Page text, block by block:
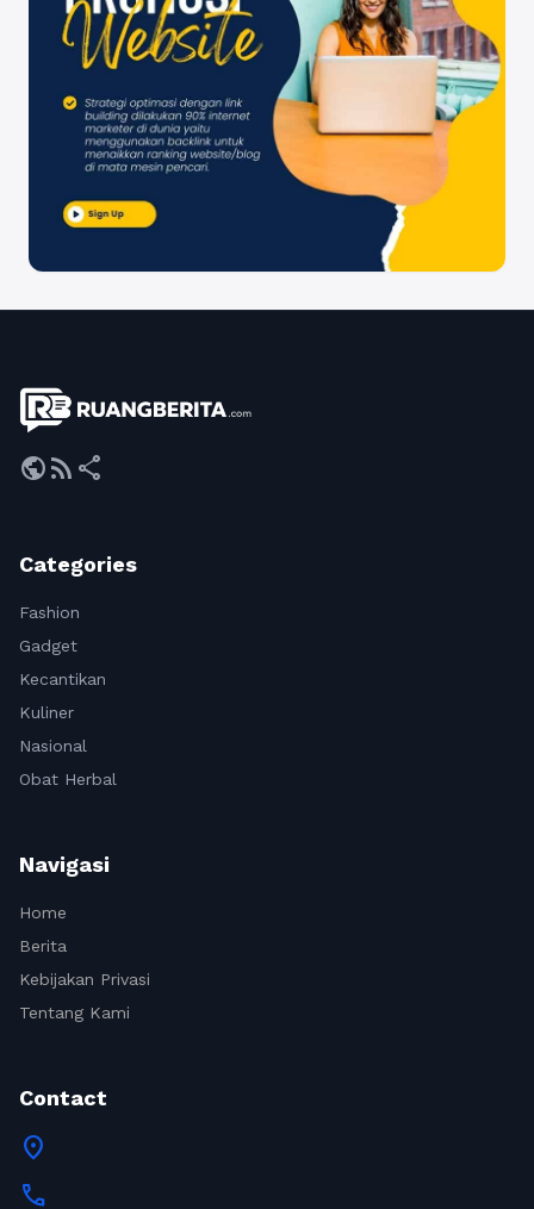
publicrss_feed share
Categories
Fashion
Gadget
Kecantikan
Kuliner
Nasional
Obat Herbal
Navigasi
Home
Berita
Kebijakan Privasi
Tentang Kami
Contact
location_on
call